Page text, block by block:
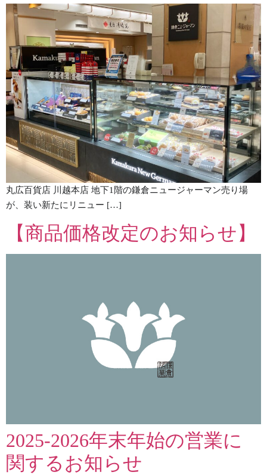
丸広百貨店 川越本店 地下1階の鎌倉ニュージャーマン売り場
が、装い新たにリニュー […]
【商品価格改定のお知らせ】
2025-2026年末年始の営業に
関するお知らせ